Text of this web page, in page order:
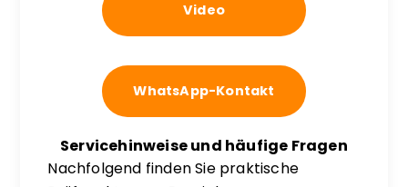
Video
WhatsApp-Kontakt
Servicehinweise und häufige Fragen
Nachfolgend finden Sie praktische